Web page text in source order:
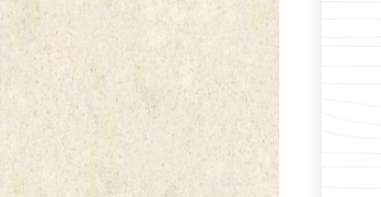
Alati i pribor Vrt i okućnica